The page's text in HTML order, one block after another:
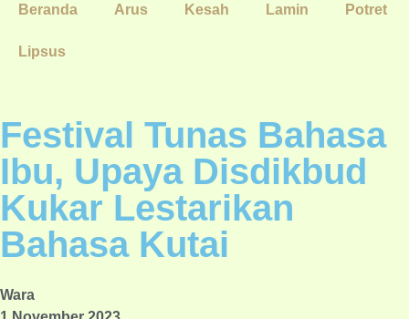
Beranda Arus Kesah Lamin Potret
Lipsus
Festival Tunas Bahasa
Ibu, Upaya Disdikbud
Kukar Lestarikan
Bahasa Kutai
Wara